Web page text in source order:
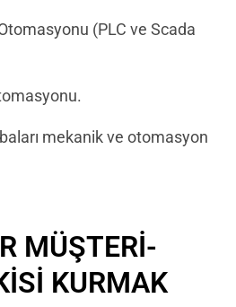
(PLC ve Scada
mekanik ve otomasyon
MÜŞTERI-
KURMAK